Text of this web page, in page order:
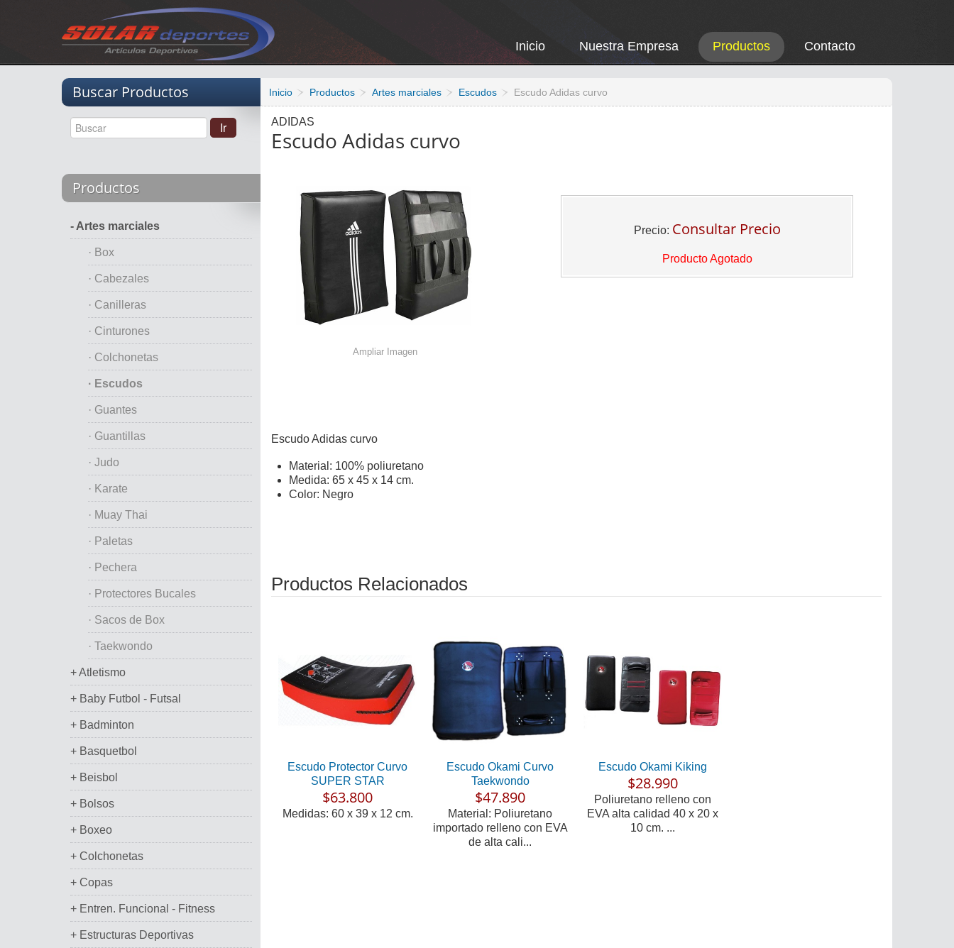
Inicio Nuestra Empresa Productos Contacto
Buscar Productos
Productos
- Artes marciales
· Box
· Cabezales
· Canilleras
· Cinturones
· Colchonetas
· Escudos
· Guantes
· Guantillas
· Judo
· Karate
· Muay Thai
· Paletas
· Pechera
· Protectores Bucales
· Sacos de Box
· Taekwondo
+ Atletismo
+ Baby Futbol - Futsal
+ Badminton
+ Basquetbol
+ Beisbol
+ Bolsos
+ Boxeo
+ Colchonetas
+ Copas
+ Entren. Funcional - Fitness
+ Estructuras Deportivas
Inicio Productos Artes marciales Escudos Escudo Adidas curvo
ADIDAS
Escudo Adidas curvo
Precio: Consultar Precio
Producto Agotado
Ampliar Imagen
Escudo Adidas curvo
Material: 100% poliuretano
Medida: 65 x 45 x 14 cm.
Color: Negro
Productos Relacionados
Escudo Protector Curvo
SUPER STAR
$63.800
Medidas: 60 x 39 x 12 cm.
Escudo Okami Curvo
Taekwondo
$47.890
Material: Poliuretano
importado relleno con EVA
de alta cali...
Escudo Okami Kiking
$28.990
Poliuretano relleno con
EVA alta calidad 40 x 20 x
10 cm. ...